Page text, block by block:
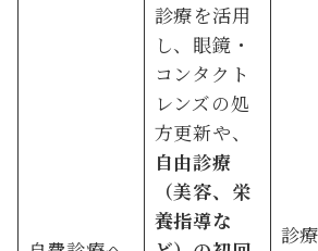
診療を活用
し、眼鏡・
コンタクト
レンズの処
方更新や、
自由診療
（美容、栄
養指導な
診